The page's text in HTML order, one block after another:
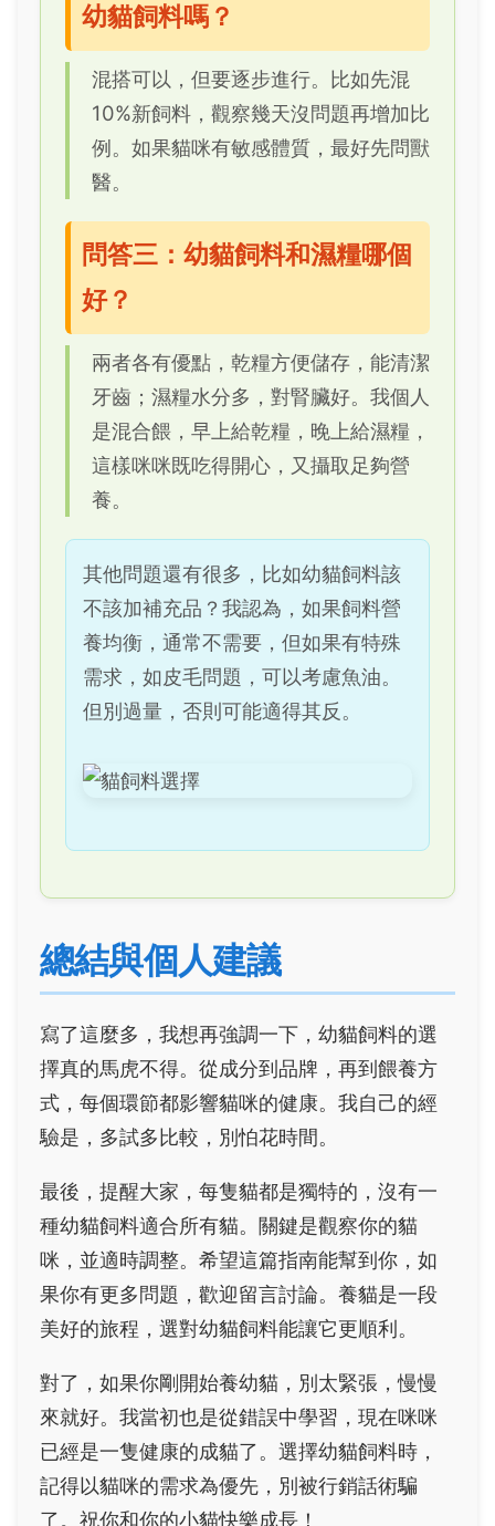
幼貓飼料嗎？
混搭可以，但要逐步進行。比如先混
10%新飼料，觀察幾天沒問題再增加比
例。如果貓咪有敏感體質，最好先問獸
醫。
問答三：幼貓飼料和濕糧哪個
好？
兩者各有優點，乾糧方便儲存，能清潔
牙齒；濕糧水分多，對腎臟好。我個人
是混合餵，早上給乾糧，晚上給濕糧，
這樣咪咪既吃得開心，又攝取足夠營
養。
其他問題還有很多，比如幼貓飼料該
不該加補充品？我認為，如果飼料營
養均衡，通常不需要，但如果有特殊
需求，如皮毛問題，可以考慮魚油。
但別過量，否則可能適得其反。
總結與個人建議
寫了這麼多，我想再強調一下，幼貓飼料的選
擇真的馬虎不得。從成分到品牌，再到餵養方
式，每個環節都影響貓咪的健康。我自己的經
驗是，多試多比較，別怕花時間。
最後，提醒大家，每隻貓都是獨特的，沒有一
種幼貓飼料適合所有貓。關鍵是觀察你的貓
咪，並適時調整。希望這篇指南能幫到你，如
果你有更多問題，歡迎留言討論。養貓是一段
美好的旅程，選對幼貓飼料能讓它更順利。
對了，如果你剛開始養幼貓，別太緊張，慢慢
來就好。我當初也是從錯誤中學習，現在咪咪
已經是一隻健康的成貓了。選擇幼貓飼料時，
記得以貓咪的需求為優先，別被行銷話術騙
了。祝你和你的小貓快樂成長！